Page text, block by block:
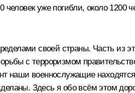
уже погибли, около
своей страны. Часть из
с терроризмом
наши военнослужащие
Здесь я обо всём этом